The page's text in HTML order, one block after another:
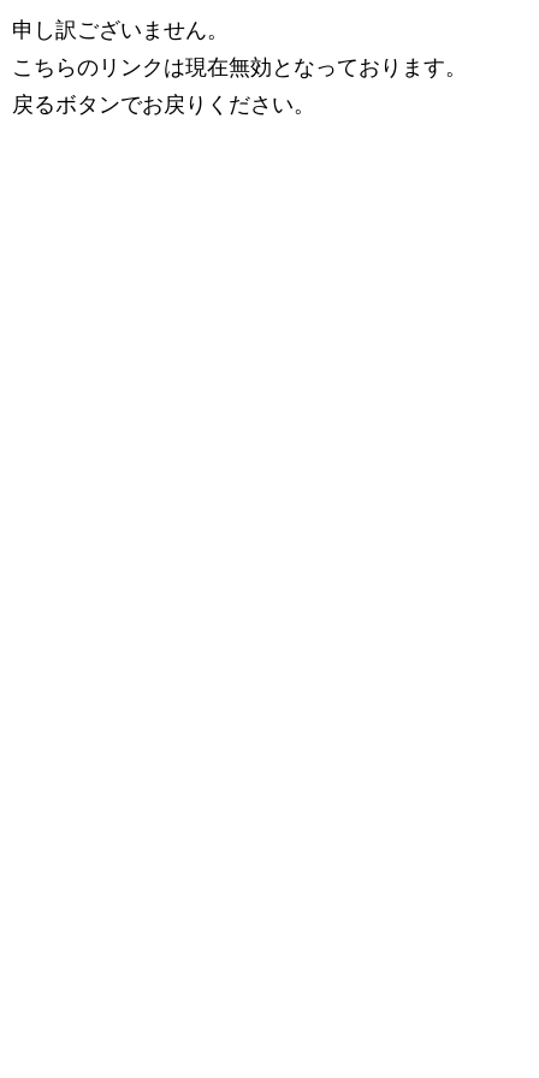
申し訳ございません。
こちらのリンクは現在無効となっております。
戻るボタンでお戻りください。